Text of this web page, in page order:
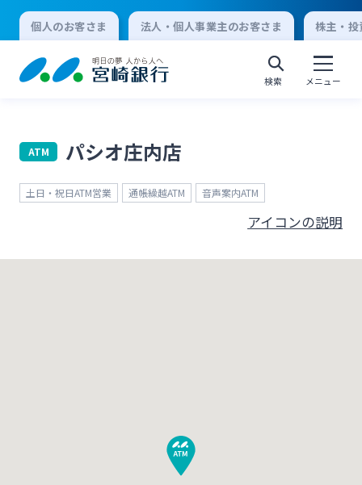
個人のお客さま 法人・個人事業主のお客さま 株主・
検索 メニュー
個人向けインターネットバンキング
ログオン
ログオン
ATM パシオ庄内店
土日・祝日ATM営業 通帳繰越ATM 音声案内ATM
アイコンの説明